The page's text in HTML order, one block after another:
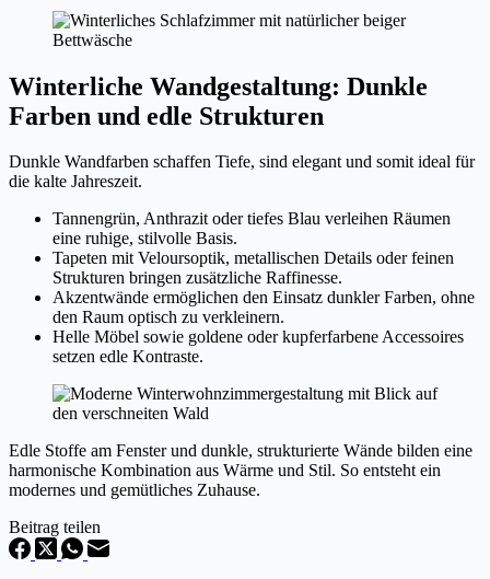
Winterliche Wandgestaltung: Dunkle
Farben und edle Strukturen
Dunkle Wandfarben schaffen Tiefe, sind elegant und somit ideal für
die kalte Jahreszeit.
Tannengrün, Anthrazit oder tiefes Blau verleihen Räumen
eine ruhige, stilvolle Basis.
Tapeten mit Veloursoptik, metallischen Details oder feinen
Strukturen bringen zusätzliche Raffinesse.
Akzentwände ermöglichen den Einsatz dunkler Farben, ohne
den Raum optisch zu verkleinern.
Helle Möbel sowie goldene oder kupferfarbene Accessoires
setzen edle Kontraste.
Edle Stoffe am Fenster und dunkle, strukturierte Wände bilden eine
harmonische Kombination aus Wärme und Stil. So entsteht ein
modernes und gemütliches Zuhause.
Beitrag teilen